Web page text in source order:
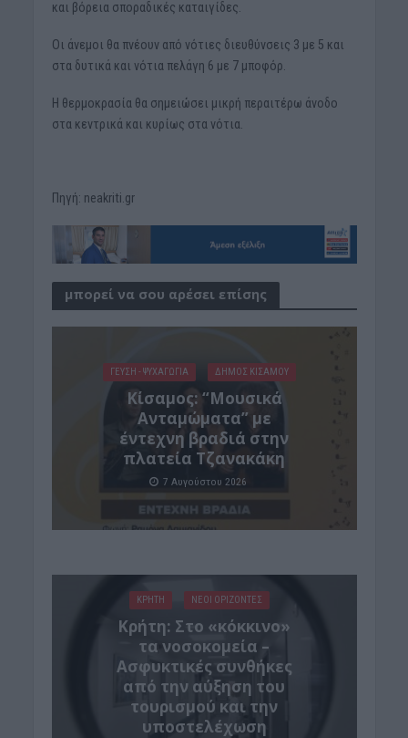
και βόρεια σποραδικές καταιγίδες.
Οι άνεμοι θα πνέουν από νότιες διευθύνσεις 3 με 5 και
στα δυτικά και νότια πελάγη 6 με 7 μποφόρ.
Η θερμοκρασία θα σημειώσει μικρή περαιτέρω άνοδο
στα κεντρικά και κυρίως στα νότια.
Πηγή: neakriti.gr
μπορεί να σου αρέσει επίσης
ΓΕΎΣΗ - ΨΥΧΑΓΩΓΊΑ ΔΉΜΟΣ ΚΙΣΆΜΟΥ
Κίσαμος: “Μουσικά
Ανταμώματα” με
έντεχνη βραδιά στην
πλατεία Τζανακάκη
7 Αυγούστου 2026
ΚΡΗΤΗ ΝΕΟΙ ΟΡΙΖΟΝΤΕΣ
Κρήτη: Στο «κόκκινο»
τα νοσοκομεία –
Ασφυκτικές συνθήκες
από την αύξηση του
τουρισμού και την
υποστελέχωση